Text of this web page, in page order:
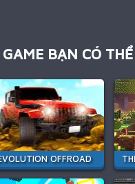
GAME BẠN CÓ
OFFROAD